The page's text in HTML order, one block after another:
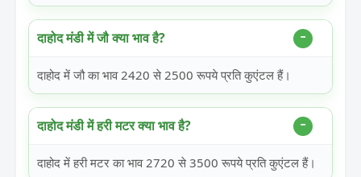
दाहोद मंडी में जौ क्या भाव है?
दाहोद में जौ का भाव 2420 से 2500 रूपये प्रति कुएंटल हैं।
दाहोद मंडी में हरी मटर क्या भाव है?
दाहोद में हरी मटर का भाव 2720 से 3500 रूपये प्रति कुएंटल हैं।